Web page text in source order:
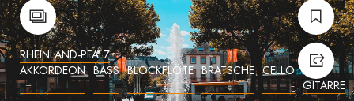
RHEINLAND-PFALZ
AKKORDEON BASS BLOCKFLÖTE BRATSCHE CELLO E-
GITARRE